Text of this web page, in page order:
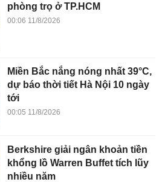
phòng trọ ở TP.HCM
00:06 11/8/2026
Miền Bắc nắng nóng nhất 39°C,
dự báo thời tiết Hà Nội 10 ngày
tới
00:05 11/8/2026
Berkshire giải ngân khoản tiền
khổng lồ Warren Buffet tích lũy
nhiều năm